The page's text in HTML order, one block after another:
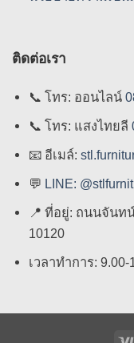
ติดต่อเรา
📞โทร: ออนไลน์
📞โทร: แสงไทยลี
📧 อีเมล์:
💬 LINE:
📍 ที่อยู่: ถนนจันท
10120
เวลาทำการ: 9.00-